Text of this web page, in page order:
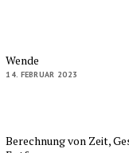
Wende
14. FEBRUAR 2023
Berechnung von Zeit,